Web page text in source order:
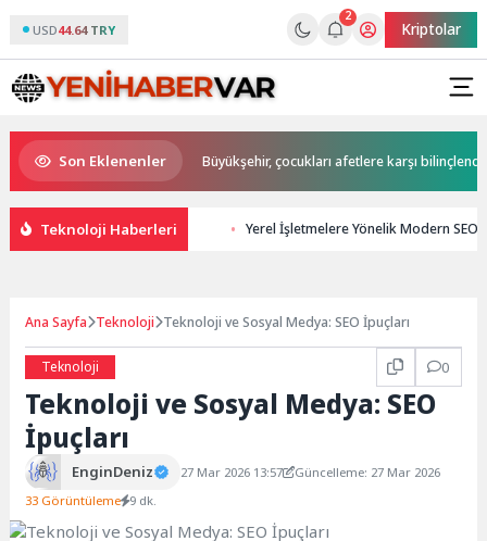
USD44.64 TRY
2
Kriptolar
Son EklenenlerBüyükşehir, çocukları afetlere karşı bilinçlendiriyor
Teknoloji Haberleri Yerel İşletmelere Yönelik Modern SEO
Ana Sayfa Teknoloji Teknoloji ve Sosyal Medya: SEO İpuçları
Teknoloji 0
Teknoloji ve Sosyal Medya: SEO
İpuçları
EnginDeniz 27 Mar 2026 13:57
Güncelleme: 27 Mar 2026
33 Görüntüleme 9 dk.